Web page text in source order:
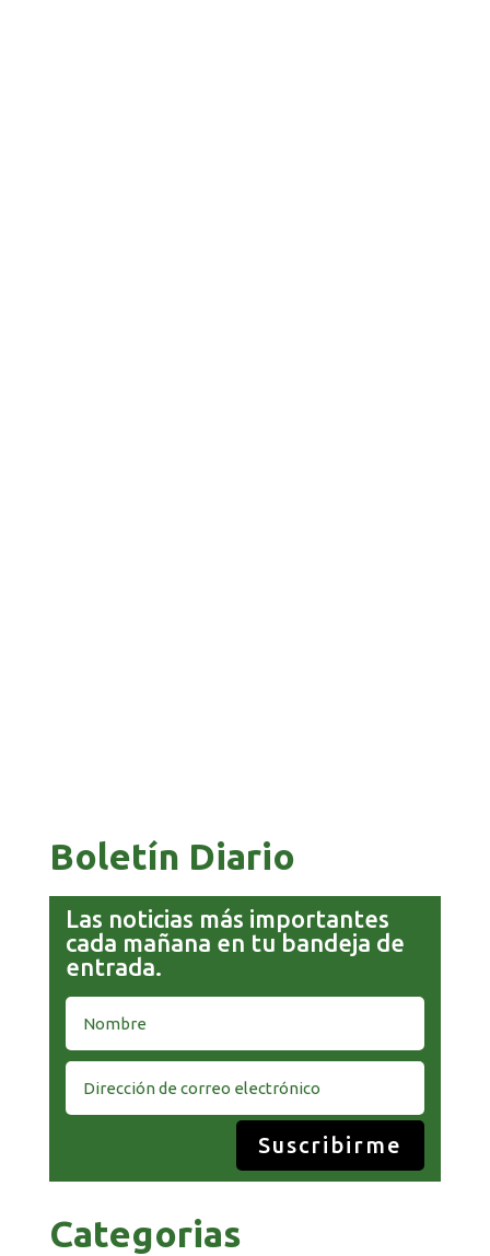
Boletín Diario
Las noticias más importantes
cada mañana en tu bandeja de
entrada.
Suscribirme
Categorias